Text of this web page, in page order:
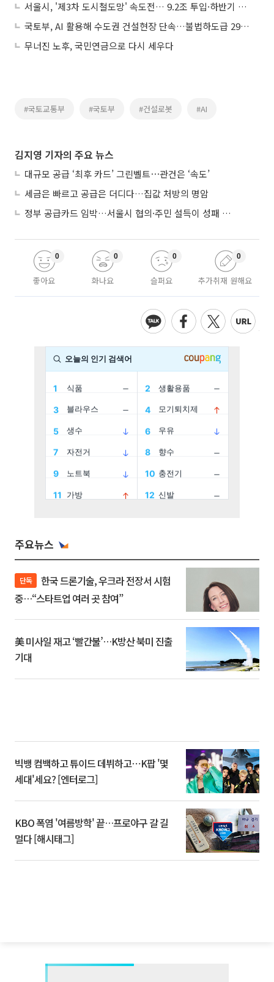
서울시, '제3차 도시철도망' 속도전… 9.2조 투입·하반기 국토부 승인 목표
국토부, AI 활용해 수도권 건설현장 단속…불법하도급 29건 적발
무너진 노후, 국민연금으로 다시 세우다
#국토교통부 #국토부 #건설로봇 #AI
김지영 기자의 주요 뉴스
대규모 공급 ‘최후 카드’ 그린벨트⋯관건은 ‘속도’
세금은 빠르고 공급은 더디다…집값 처방의 명암
정부 공급카드 임박…서울시 협의·주민 설득이 성패 가른다
좋아요
0
화나요
0
슬퍼요
0
추가취재 원해요
0
주요뉴스
단독
중…“스타트업 여러 곳 참여”
美 미사일 재고 ‘빨간불’…K방산 북미 진출
기대
빅뱅 컴백하고 튜이드 데뷔하고⋯K팝 '몇
세대'세요? [엔터로그]
KBO 폭염 '여름방학' 끝…프로야구 갈 길
멀다 [해시태그]